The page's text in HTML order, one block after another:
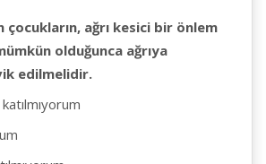
çocukların, ağrı kesici bir önlem
olduğunca ağrıya
edilmelidir.